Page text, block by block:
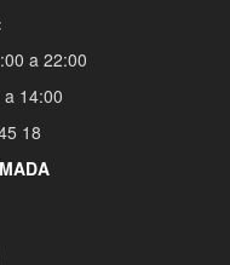
a 22:00
14:00
18